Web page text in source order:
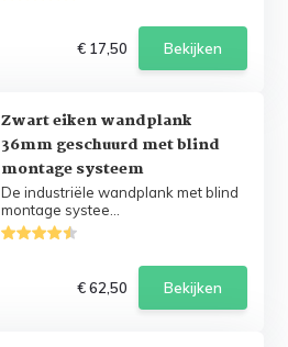
€ 17,50
Bekijken
Zwart eiken wandplank
36mm geschuurd met blind
montage systeem
De industriële wandplank met blind
montage systee...
€ 62,50
Bekijken